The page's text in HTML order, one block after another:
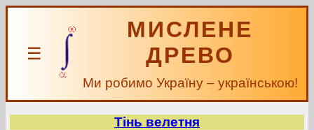
☰
МИСЛЕНЕ
ДРЕВО
Ми робимо Україну – українською!
Тінь велетня